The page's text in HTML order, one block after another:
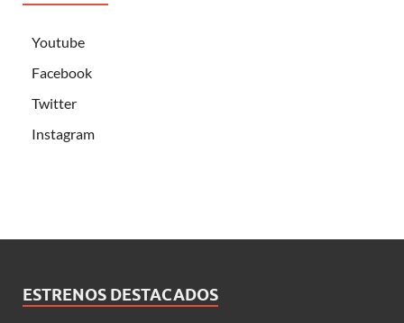
Youtube
Facebook
Twitter
Instagram
ESTRENOS DESTACADOS